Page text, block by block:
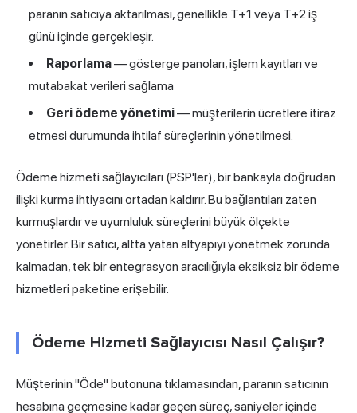
paranın satıcıya aktarılması, genellikle T+1 veya T+2 iş
günü içinde gerçekleşir.
Raporlama— gösterge panoları, işlem kayıtları ve
mutabakat verileri sağlama
Geri ödeme yönetimi— müşterilerin ücretlere itiraz
etmesi durumunda ihtilaf süreçlerinin yönetilmesi.
Ödeme hizmeti sağlayıcıları (PSP'ler), bir bankayla doğrudan
ilişki kurma ihtiyacını ortadan kaldırır. Bu bağlantıları zaten
kurmuşlardır ve uyumluluk süreçlerini büyük ölçekte
yönetirler. Bir satıcı, altta yatan altyapıyı yönetmek zorunda
kalmadan, tek bir entegrasyon aracılığıyla eksiksiz bir ödeme
hizmetleri paketine erişebilir.
Ödeme Hizmeti Sağlayıcısı Nasıl Çalışır?
Müşterinin "Öde" butonuna tıklamasından, paranın satıcının
hesabına geçmesine kadar geçen süreç, saniyeler içinde